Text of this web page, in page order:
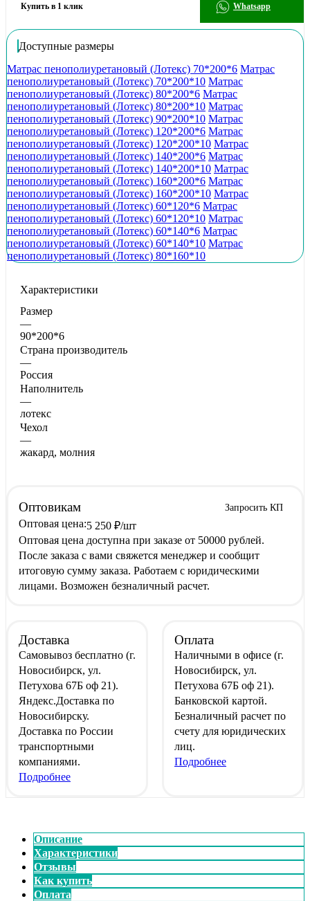
Купить в 1 клик Whatsapp
Доступные размеры
Матрас пенополиуретановый (Лотекс) 70*200*6 Матрас
пенополиуретановый (Лотекс) 70*200*10 Матрас
пенополиуретановый (Лотекс) 80*200*6 Матрас
пенополиуретановый (Лотекс) 80*200*10 Матрас
пенополиуретановый (Лотекс) 90*200*10 Матрас
пенополиуретановый (Лотекс) 120*200*6 Матрас
пенополиуретановый (Лотекс) 120*200*10 Матрас
пенополиуретановый (Лотекс) 140*200*6 Матрас
пенополиуретановый (Лотекс) 140*200*10 Матрас
пенополиуретановый (Лотекс) 160*200*6 Матрас
пенополиуретановый (Лотекс) 160*200*10 Матрас
пенополиуретановый (Лотекс) 60*120*6 Матрас
пенополиуретановый (Лотекс) 60*120*10 Матрас
пенополиуретановый (Лотекс) 60*140*6 Матрас
пенополиуретановый (Лотекс) 60*140*10 Матрас
пенополиуретановый (Лотекс) 80*160*10
Характеристики
Размер
—
90*200*6
Страна производитель
—
Россия
Наполнитель
—
лотекс
Чехол
—
жакард, молния
Оптовикам Запросить КП
Оптовая цена:5 250 ₽/шт
Оптовая цена доступна при заказе от 50000 рублей.
После заказа с вами свяжется менеджер и сообщит
итоговую сумму заказа. Работаем с юридическими
лицами. Возможен безналичный расчет.
Доставка
Самовывоз бесплатно (г.
Новосибирск, ул.
Петухова 67Б оф 21).
Яндекс.Доставка по
Новосибирску.
Доставка по России
транспортными
компаниями.
Подробнее
Оплата
Наличными в офисе (г.
Новосибирск, ул.
Петухова 67Б оф 21).
Банковской картой.
Безналичный расчет по
счету для юридических
лиц.
Подробнее
Описание
Характеристики
Отзывы
Как купить
Оплата